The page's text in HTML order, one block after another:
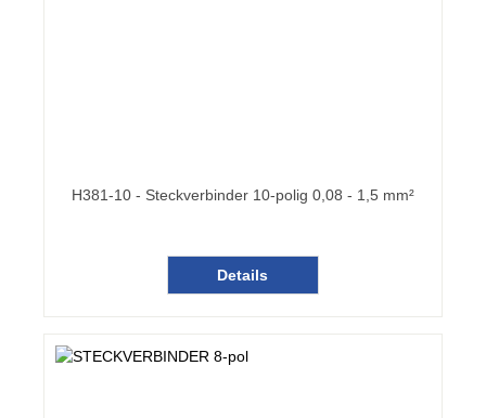
H381-10 - Steckverbinder 10-polig 0,08 - 1,5 mm²
Details